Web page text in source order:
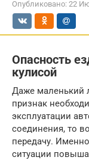
Опубликовано: 22
Опасность
кулисой
Даже маленький
признак
эксплуатации
соединения, то
передачу.
ситуации